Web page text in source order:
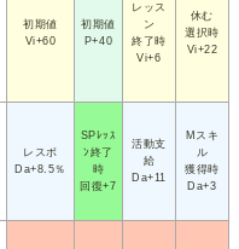
初期値
Vi+60
初期値
P+40
レッス
ン
終了時
Vi+6
休む
選択時
Vi+22
レスボ
Da+8.5％
SPﾚｯｽ
ﾝ終了
時
回復+7
活動支
給
Da+11
Mスキ
ル
獲得時
Da+3